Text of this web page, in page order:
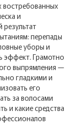
востребованных
и
перепады
уборы и
эффект. Грамотно
выпрямления —
гладкими и
его
за волосами
и какие средства